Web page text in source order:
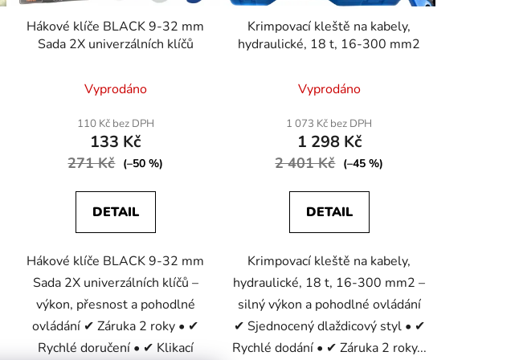
Hákové klíče BLACK 9-32 mm
Sada 2X univerzálních klíčů
Vyprodáno
110 Kč bez DPH
133 Kč
271 Kč (–50 %)
DETAIL
Hákové klíče BLACK 9-32 mm
Sada 2X univerzálních klíčů –
výkon, přesnost a pohodlné
ovládání ✔ Záruka 2 roky • ✔
Rychlé doručení • ✔ Klikací
Krimpovací kleště na kabely,
hydraulické, 18 t, 16-300 mm2
Vyprodáno
1 073 Kč bez DPH
1 298 Kč
2 401 Kč (–45 %)
DETAIL
Krimpovací kleště na kabely,
hydraulické, 18 t, 16-300 mm2 –
silný výkon a pohodlné ovládání
✔ Sjednocený dlaždicový styl • ✔
Rychlé dodání • ✔ Záruka 2 roky...